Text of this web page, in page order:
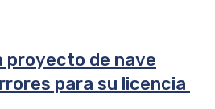
proyecto de nave
para su licencia